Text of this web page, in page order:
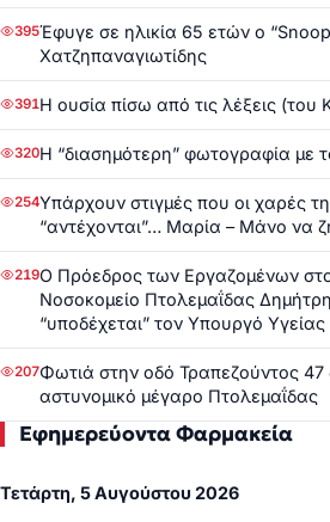
395Έφυγε σε ηλικία 65 ετών ο
Χατζηπαναγιωτίδης
391Η ουσία πίσω από τις λέξεις
320Η “διασημότερη” φωτογραφία με
254Υπάρχουν στιγμές που οι χαρές
“αντέχονται”… Μαρία – Μάνο να
219Ο Πρόεδρος των Εργαζομένων
Νοσοκομείο Πτολεμαΐδας
“υποδέχεται” τον Υπουργό
207Φωτιά στην οδό Τραπεζούντος 47
αστυνομικό μέγαρο Πτολεμαΐδας
Εφημερεύοντα Φαρμακεία
Τετάρτη, 5 Αυγούστου 2026